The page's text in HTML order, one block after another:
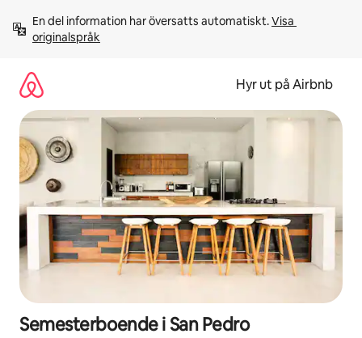
innehåll
En del information har översatts automatiskt. Visa
originalspråk
Hyr ut på Airbnb
Semesterboende i San Pedro